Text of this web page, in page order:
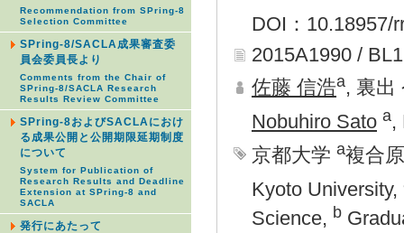
Recommendation from SPring-8
Selection Committee
SPring-8/SACLA成果審査委
員会委員長より
Comments from the Chair of
SPring-8/SACLA Research
Results Review Committee
SPring-8およびSACLAにおけ
る成果公開と公開期限延期制度
について
System for Publication of
Research Results and Deadline
Extension at SPring-8 and
SACLA
発行にあたって
DOI：10.18957/
2015A1990 /
佐藤 信浩a, 裏出
Nobuhiro Sato a,
京都大学 a複合
Kyoto University,
Science, b